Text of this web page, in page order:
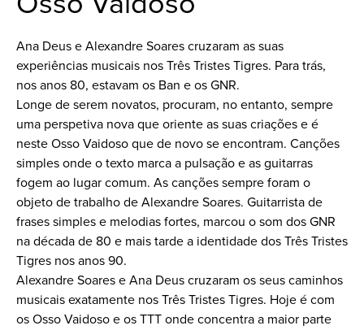
Ana Deus e Alexandre Soares cruzaram as suas
experiências musicais nos Três Tristes Tigres. Para trás,
nos anos 80, estavam os Ban e os GNR.
Longe de serem novatos, procuram, no entanto, sempre
uma perspetiva nova que oriente as suas criações e é
neste Osso Vaidoso que de novo se encontram. Canções
simples onde o texto marca a pulsação e as guitarras
fogem ao lugar comum. As canções sempre foram o
objeto de trabalho de Alexandre Soares. Guitarrista de
frases simples e melodias fortes, marcou o som dos GNR
na década de 80 e mais tarde a identidade dos Três Tristes
Tigres nos anos 90.
Alexandre Soares e Ana Deus cruzaram os seus caminhos
musicais exatamente nos Três Tristes Tigres. Hoje é com
os Osso Vaidoso e os TTT onde concentra a maior parte